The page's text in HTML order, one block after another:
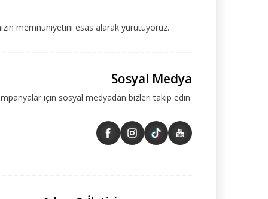
memnuniyetini esas alarak yürütüyoruz.
Sosyal Medya
için sosyal medyadan bizleri takip edin.